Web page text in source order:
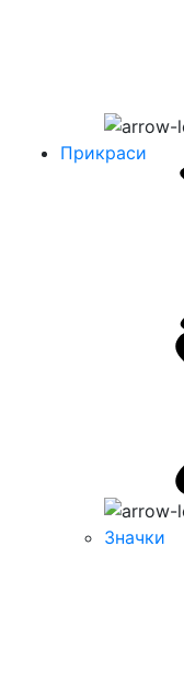
Прикраси
Значки